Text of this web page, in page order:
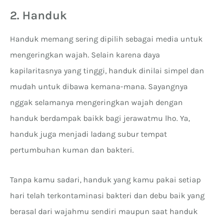
2. Handuk
Handuk memang sering dipilih sebagai media untuk
mengeringkan wajah. Selain karena daya
kapilaritasnya yang tinggi, handuk dinilai simpel dan
mudah untuk dibawa kemana-mana. Sayangnya
nggak selamanya mengeringkan wajah dengan
handuk berdampak baikk bagi jerawatmu lho. Ya,
handuk juga menjadi ladang subur tempat
pertumbuhan kuman dan bakteri.
Tanpa kamu sadari, handuk yang kamu pakai setiap
hari telah terkontaminasi bakteri dan debu baik yang
berasal dari wajahmu sendiri maupun saat handuk